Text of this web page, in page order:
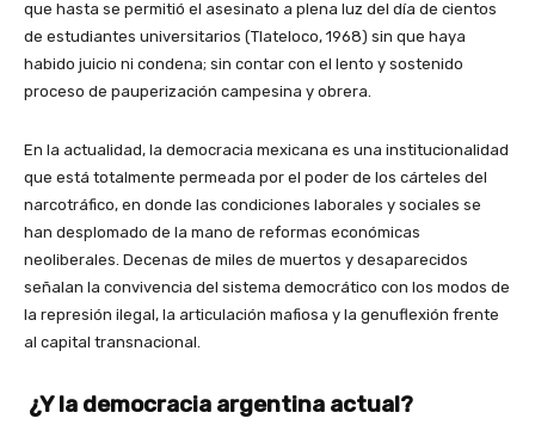
que hasta se permitió el asesinato a plena luz del día de cientos
de estudiantes universitarios (Tlateloco, 1968) sin que haya
habido juicio ni condena; sin contar con el lento y sostenido
proceso de pauperización campesina y obrera.
En la actualidad, la democracia mexicana es una institucionalidad
que está totalmente permeada por el poder de los cárteles del
narcotráfico, en donde las condiciones laborales y sociales se
han desplomado de la mano de reformas económicas
neoliberales. Decenas de miles de muertos y desaparecidos
señalan la convivencia del sistema democrático con los modos de
la represión ilegal, la articulación mafiosa y la genuflexión frente
al capital transnacional.
¿Y la democracia argentina actual?